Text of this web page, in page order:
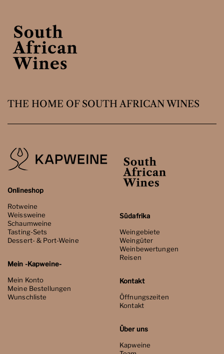
THE HOME OF SOUTH AFRICAN WINES
Onlineshop
Rotweine
Weissweine
Schaumweine
Tasting-Sets
Dessert- & Port-Weine
Mein -Kapweine-
Mein Konto
Meine Bestellungen
Wunschliste
Südafrika
Weingebiete
Weingüter
Weinbewertungen
Reisen
Kontakt
Öffnungszeiten
Kontakt
Über uns
Kapweine